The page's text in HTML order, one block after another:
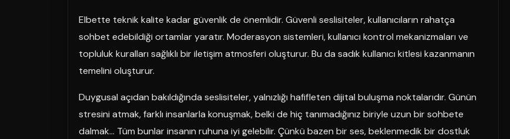
Elbette teknik kalite kadar güvenlik de önemlidir. Güvenli seslisiteler, kullanıcıların rahatça
sohbet edebildiği ortamlar yaratır. Moderasyon sistemleri, kullanıcı kontrol mekanizmaları ve
topluluk kuralları sağlıklı bir iletişim atmosferi oluşturur. Bu da sadık kullanıcı kitlesi kazanmanın
temelini oluşturur.
Duygusal açıdan bakıldığında seslisiteler, yalnızlığı hafifleten dijital buluşma noktalarıdır. Günün
stresini atmak, farklı insanlarla konuşmak, belki de hiç tanımadığınız biriyle uzun bir sohbete
dalmak… Tüm bunlar insanın ruhuna iyi gelebilir. Çünkü bazen bir ses, beklenmedik bir dostluk